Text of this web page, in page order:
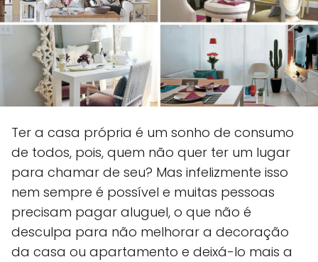
Ter a casa própria é um sonho de consumo
de todos, pois, quem não quer ter um lugar
para chamar de seu? Mas infelizmente isso
nem sempre é possível e muitas pessoas
precisam pagar aluguel, o que não é
desculpa para não melhorar a decoração
da casa ou apartamento e deixá-lo mais a